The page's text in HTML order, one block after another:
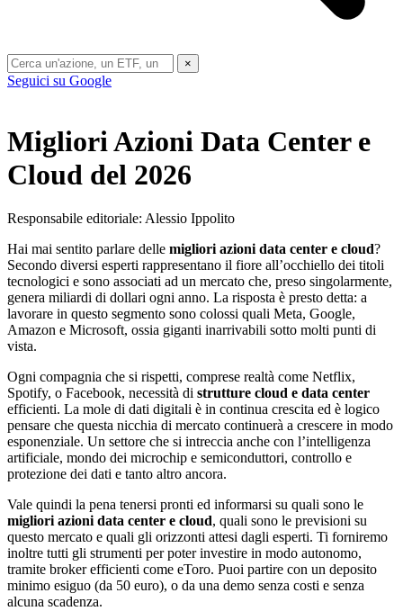
×
Seguici su Google
Migliori Azioni Data Center e
Cloud del 2026
Responsabile editoriale: Alessio Ippolito
Hai mai sentito parlare delle migliori azioni data center e cloud?
Secondo diversi esperti rappresentano il fiore all’occhiello dei titoli
tecnologici e sono associati ad un mercato che, preso singolarmente,
genera miliardi di dollari ogni anno. La risposta è presto detta: a
lavorare in questo segmento sono colossi quali Meta, Google,
Amazon e Microsoft, ossia giganti inarrivabili sotto molti punti di
vista.
Ogni compagnia che si rispetti, comprese realtà come Netflix,
Spotify, o Facebook, necessità di strutture cloud e data center
efficienti. La mole di dati digitali è in continua crescita ed è logico
pensare che questa nicchia di mercato continuerà a crescere in modo
esponenziale. Un settore che si intreccia anche con l’intelligenza
artificiale, mondo dei microchip e semiconduttori, controllo e
protezione dei dati e tanto altro ancora.
Vale quindi la pena tenersi pronti ed informarsi su quali sono le
migliori azioni data center e cloud, quali sono le previsioni su
questo mercato e quali gli orizzonti attesi dagli esperti. Ti forniremo
inoltre tutti gli strumenti per poter investire in modo autonomo,
tramite broker efficienti come eToro. Puoi partire con un deposito
minimo esiguo (da 50 euro), o da una demo senza costi e senza
alcuna scadenza.